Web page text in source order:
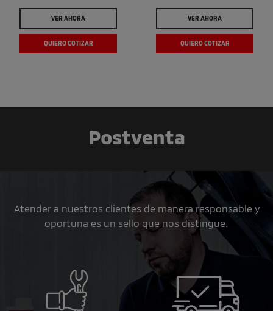
VER AHORA
QUIERO COTIZAR
VER AHORA
QUIERO COTIZAR
Postventa
Atender a nuestros clientes de manera responsable y
oportuna es un sello que nos distingue.